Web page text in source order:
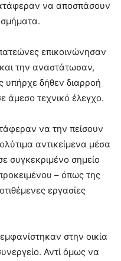
να αποσπάσουν
επικοινώνησαν
την αναστάτωσαν,
υπήρχε δήθεν διαρροή
άμεσο τεχνικό έλεγχο.
να την πείσουν
αντικείμενα μέσα
συγκεκριμένο σημείο
– όπως της
εργασίες
στην οικία
Αντί όμως να